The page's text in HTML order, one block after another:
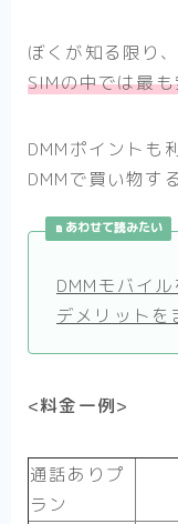
ぼくが知る限り、
SIMの中では最
DMMポイントも
DMMで買い物す
あわせて読みたい
DMMモバイ
デメリットを
<料金一例>
通話ありプ
ラン